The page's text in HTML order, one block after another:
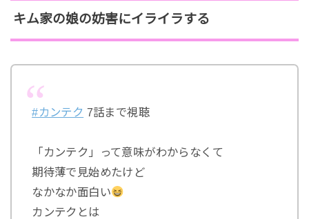
キム家の娘の妨害にイライラする
#カンテク 7話まで視聴
「カンテク」って意味がわからなくて
期待薄で見始めたけど
なかなか面白い
カンテクとは